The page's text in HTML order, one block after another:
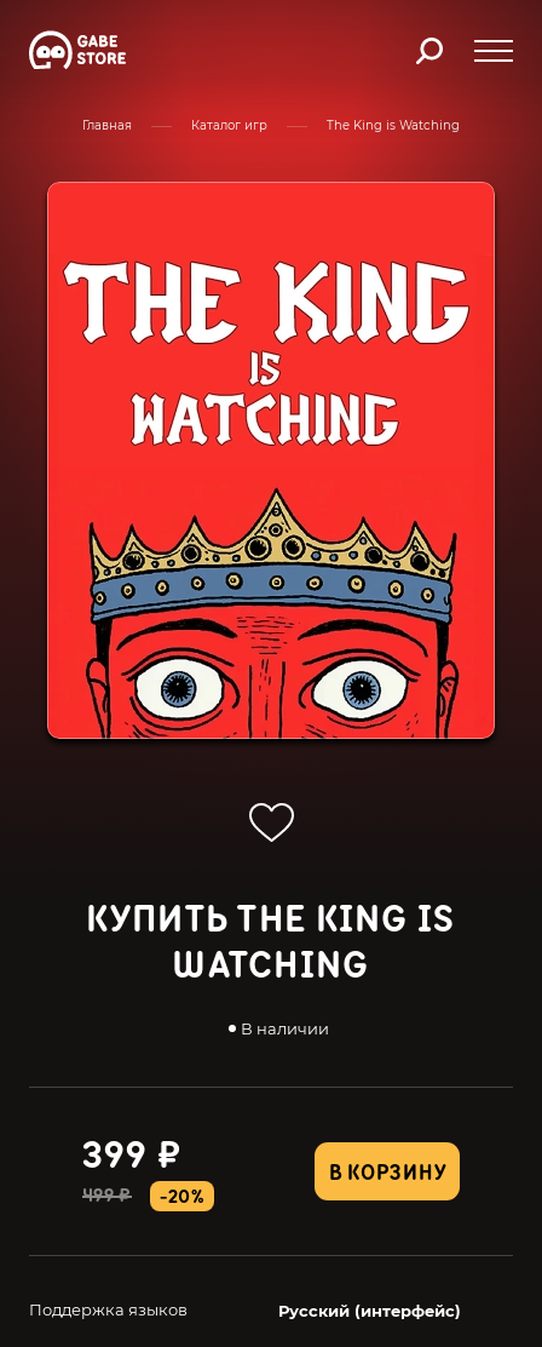
Главная Каталог игр The King is Watching
КУПИТЬ THE KING IS
WATCHING
В наличии
В КОРЗИНУ
399 ₽
499 ₽ -20%
Поддержка языков Русский (интерфейс)